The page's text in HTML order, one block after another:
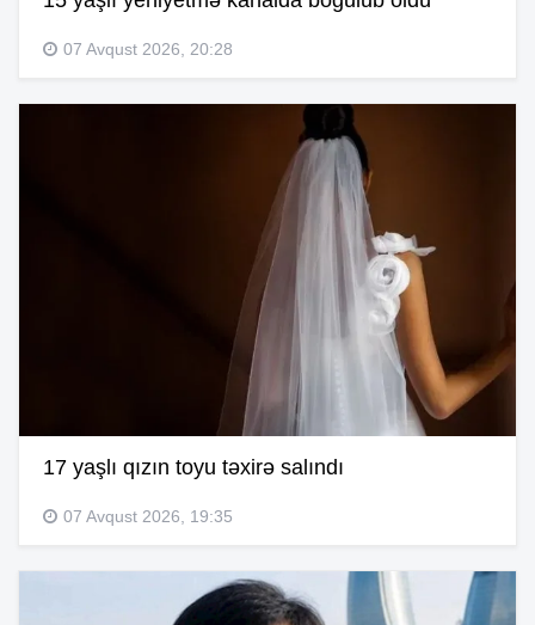
07 Avqust 2026, 20:28
17 yaşlı qızın toyu təxirə salındı
07 Avqust 2026, 19:35